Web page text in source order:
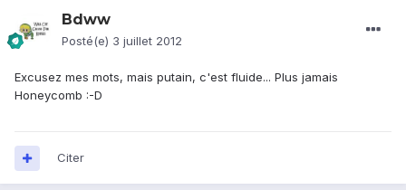
Bdww
Posté(e) 3 juillet 2012
Excusez mes mots, mais putain, c'est fluide... Plus jamais
Honeycomb :-D
Citer